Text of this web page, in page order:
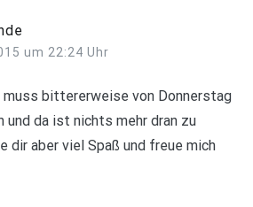
um 22:24 Uhr
muss bittererweise von Donnerstag
und da ist nichts mehr dran zu
dir aber viel Spaß und freue mich